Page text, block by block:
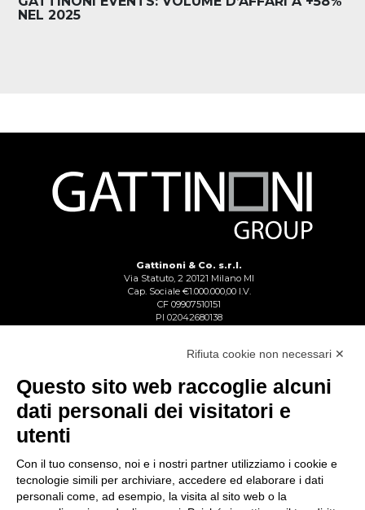
NEL 2025
Gattinoni & Co. s.r.l.
Via Statuto, 2 20121 Milano MI
Cap. Sociale €1.000.000,00 I.V.
CF 09907510151
PI 02042680138
Rifiuta cookie non necessari ✕
Questo sito web raccoglie alcuni
dati personali dei visitatori e
utenti
Con il tuo consenso, noi e i nostri partner utilizziamo i cookie e
tecnologie simili per archiviare, accedere ed elaborare i dati
personali come, ad esempio, la visita al sito web o la